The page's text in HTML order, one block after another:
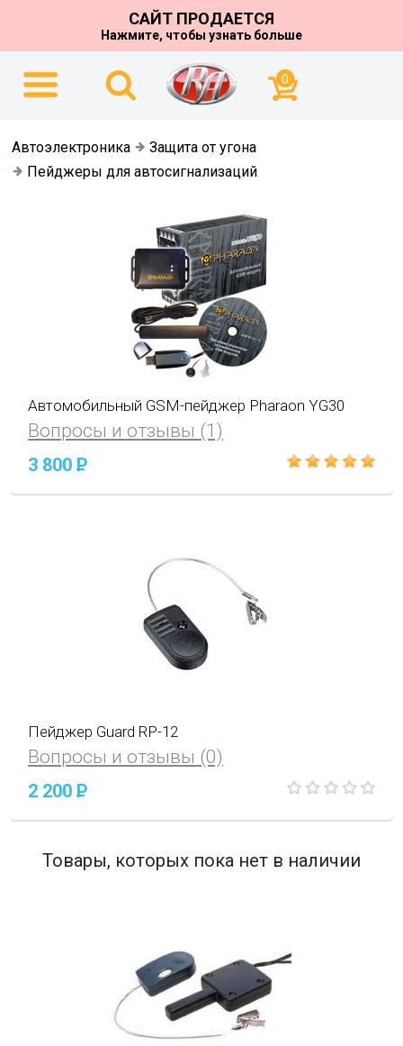
САЙТ ПРОДАЕТСЯ
Нажмите, чтобы узнать больше
0
Автоэлектроника
Защита от угона
Пейджеры для автосигнализаций
Автомобильный GSM-пейджер Pharaon YG30
Вопросы и отзывы (1)
3 800P
Пейджер Guard RP-12
Вопросы и отзывы (0)
2 200P
Товары, которых пока нет в наличии